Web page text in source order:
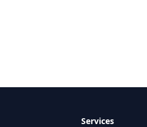
Services